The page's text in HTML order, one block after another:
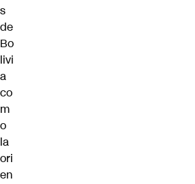
s
de
Bo
livi
a
co
m
o
la
ori
en